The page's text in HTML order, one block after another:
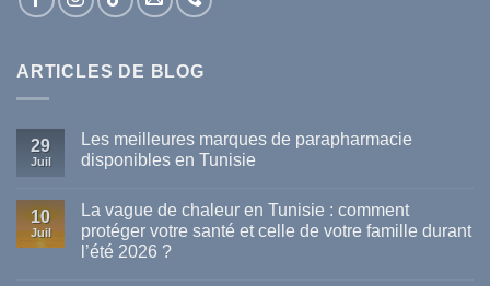
ARTICLES DE BLOG
29
Juil
Les meilleures marques de parapharmacie
disponibles en Tunisie
sur
meilleures
marques
10
Juil
La vague de chaleur en Tunisie : comment
protéger votre santé et celle de votre famille durant
l’été 2026 ?